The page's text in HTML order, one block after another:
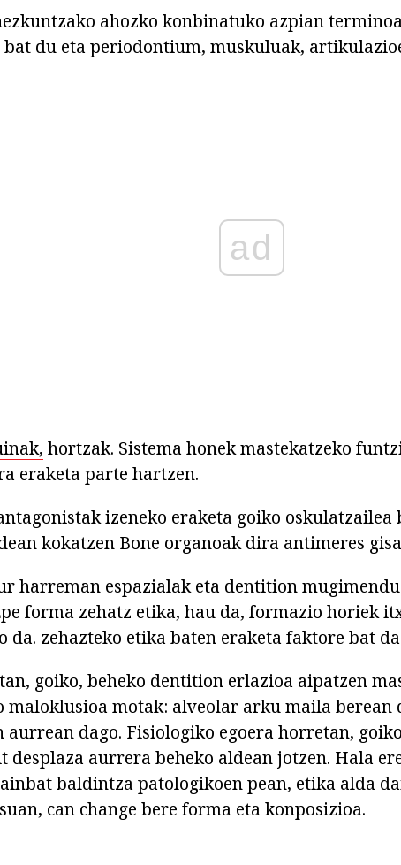
ahozko konbinatuko azpian
du eta periodontium, muskuluak,
ad
hortzak. Sistema honek mastekatzeko
eraketa parte hartzen.
izeneko eraketa goiko oskulatzailea
kokatzen Bone organoak dira antimeres
harreman espazialak eta dentition
forma zehatz etika, hau da, formazio horiek
da. zehazteko etika baten eraketa faktore bat
goiko, beheko dentition erlazioa aipatzen
maloklusioa motak: alveolar arku maila berean
aurrean dago. Fisiologiko egoera horretan,
desplaza aurrera beheko aldean jotzen. Hala
baldintza patologikoen pean, etika alda
can change bere forma eta konposizioa.